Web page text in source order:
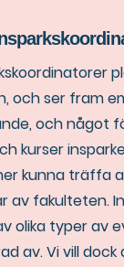
och ser fram
och något
kurser
kunna träffa
av fakulteten.
olika typer av
av. Vi vill